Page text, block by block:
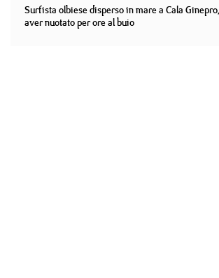
Surfista olbiese disperso in mare a Cala
aver nuotato per ore al buio